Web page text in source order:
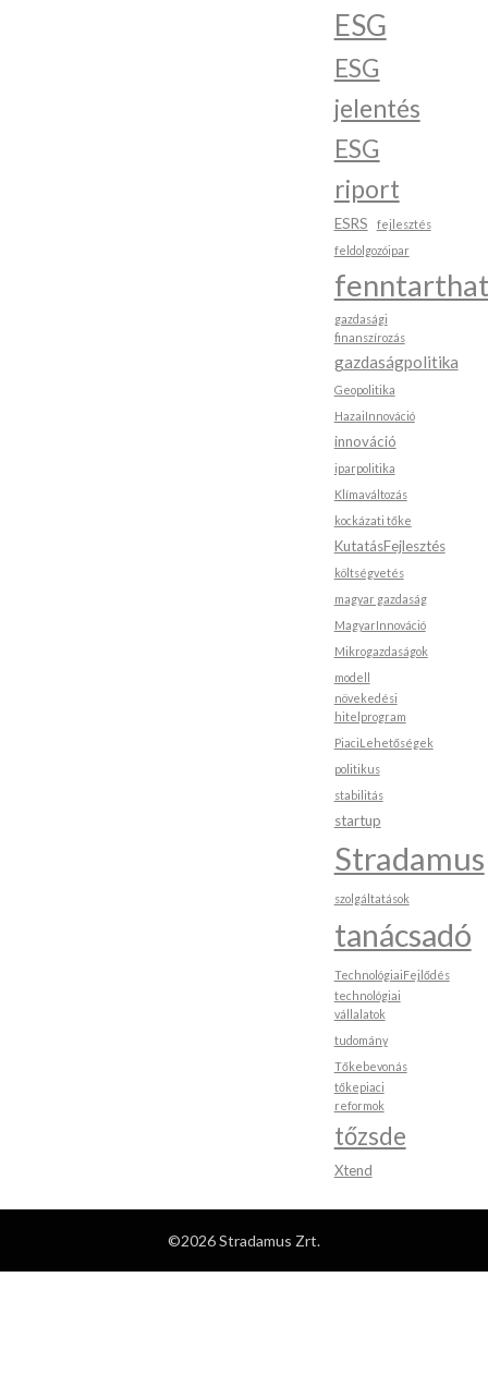
ESG
ESG
jelentés
ESG
riport
ESRS
fejlesztés
feldolgozóipar
gazdasági
finanszírozás
gazdaságpolitika
Geopolitika
HazaiInnováció
innováció
iparpolitika
Klímaváltozás
kockázati tőke
KutatásFejlesztés
költségvetés
magyar gazdaság
MagyarInnováció
Mikrogazdaságok
modell
növekedési
hitelprogram
PiaciLehetőségek
politikus
stabilitás
startup
Stradamus
szolgáltatások
tanácsadó
TechnológiaiFejlődés
technológiai
vállalatok
tudomány
Tőkebevonás
tőkepiaci
reformok
tőzsde
Xtend
©2026 Stradamus Zrt.